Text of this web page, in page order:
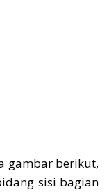
gambar berikut,
sisi bagian